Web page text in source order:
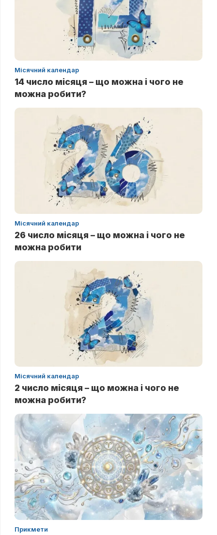
Місячний календар
14 число місяця – що можна і чого не
можна робити?
Місячний календар
26 число місяця – що можна і чого не
можна робити
Місячний календар
2 число місяця – що можна і чого не
можна робити?
Прикмети